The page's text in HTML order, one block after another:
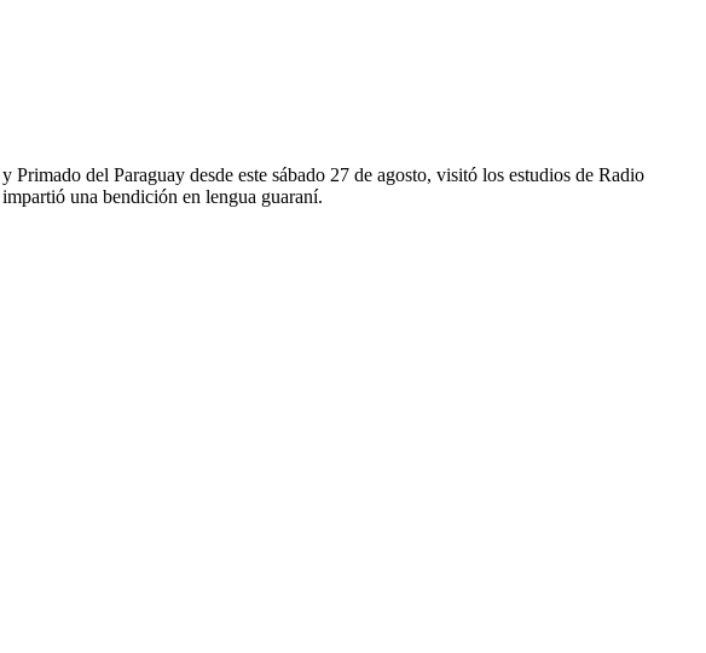
del Paraguay desde este sábado 27 de agosto, visitó los estudios de Radio
una bendición en lengua guaraní.